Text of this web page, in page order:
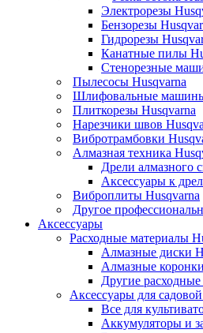
Электрорезы
Бензорезы
Гидрорезы
Канатные пилы
Стенорезные
Пылесосы Husqvarna
Шлифовальные
Плиткорезы Husqvarna
Нарезчики швов
Вибротрамбовки
Алмазная техника
Дрели алмазного
Аксессуары к
Виброплиты Husqvarna
Другое
Аксессуары
Расходные материалы
Алмазные диски
Алмазные
Другие
Аксессуары для
Все для
Аккумуляторы и